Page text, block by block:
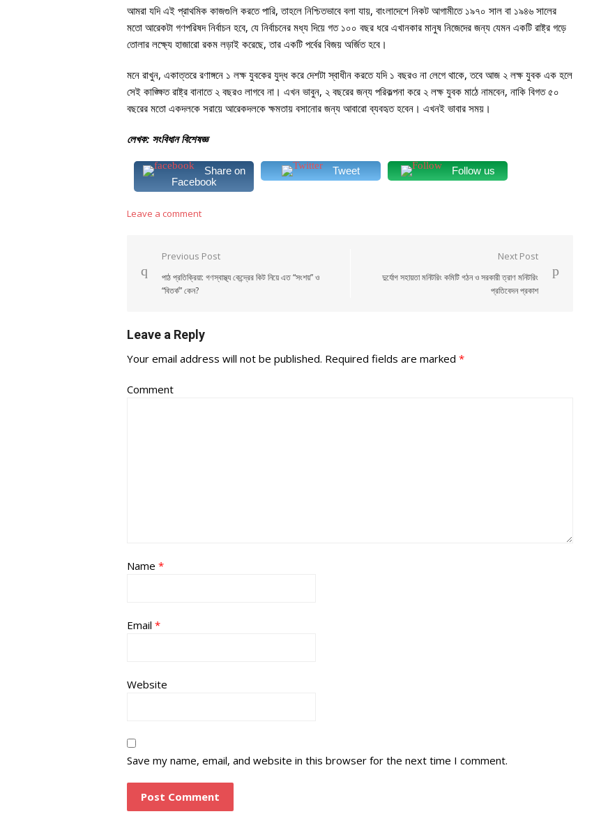
আমরা যদি এই প্রাথমিক কাজগুলি করতে পারি, তাহলে নিশ্চিতভাবে বলা যায়, বাংলাদেশে নিকট আগামীতে ১৯৭০ সাল বা ১৯৪৬ সালের
মতো আরেকটা গণপরিষদ নির্বাচন হবে, যে নির্বাচনের মধ্য দিয়ে গত ১০০ বছর ধরে এখানকার মানুষ নিজেদের জন্য যেমন একটি রাষ্ট্র গড়ে
তোলার লক্ষ্যে হাজারো রকম লড়াই করেছে, তার একটি পর্বের বিজয় অর্জিত হবে।
মনে রাখুন, একাত্তরে রণাঙ্গনে ১ লক্ষ যুবকের যুদ্ধ করে দেশটা স্বাধীন করতে যদি ১ বছরও না লেগে থাকে, তবে আজ ২ লক্ষ যুবক এক হলে
সেই কাঙ্ক্ষিত রাষ্ট্র বানাতে ২ বছরও লাগবে না। এখন ভাবুন, ২ বছরের জন্য পরিকল্পনা করে ২ লক্ষ যুবক মাঠে নামবেন, নাকি বিগত ৫০
বছরের মতো একদলকে সরায়ে আরেকদলকে ক্ষমতায় বসানোর জন্য আবারো ব্যবহৃত হবেন। এখনই ভাবার সময়।
লেখক: সংবিধান বিশেষজ্ঞ
Share on
Facebook
Tweet Follow us
Leave a comment
Post navigation
Previous Post
পাঠ প্রতিক্রিয়া: গণস্বাস্থ্য কেন্দ্রের কিট নিয়ে এত “সংশয়” ও
“বিতর্ক” কেন?
Next Post
দুর্যোগ সহায়তা মনিটরিং কমিটি গঠন ও সরকারী ত্রাণ মনিটরিং
প্রতিবেদন প্রকাশ
Leave a Reply
Your email address will not be published. Required fields are marked *
Comment
Name *
Email *
Website
Save my name, email, and website in this browser for the next time I comment.